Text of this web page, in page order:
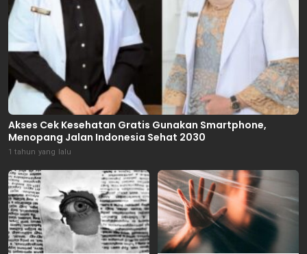
Akses Cek Kesehatan Gratis Gunakan Smartphone,
Menopang Jalan Indonesia Sehat 2030
1 tahun yang lalu